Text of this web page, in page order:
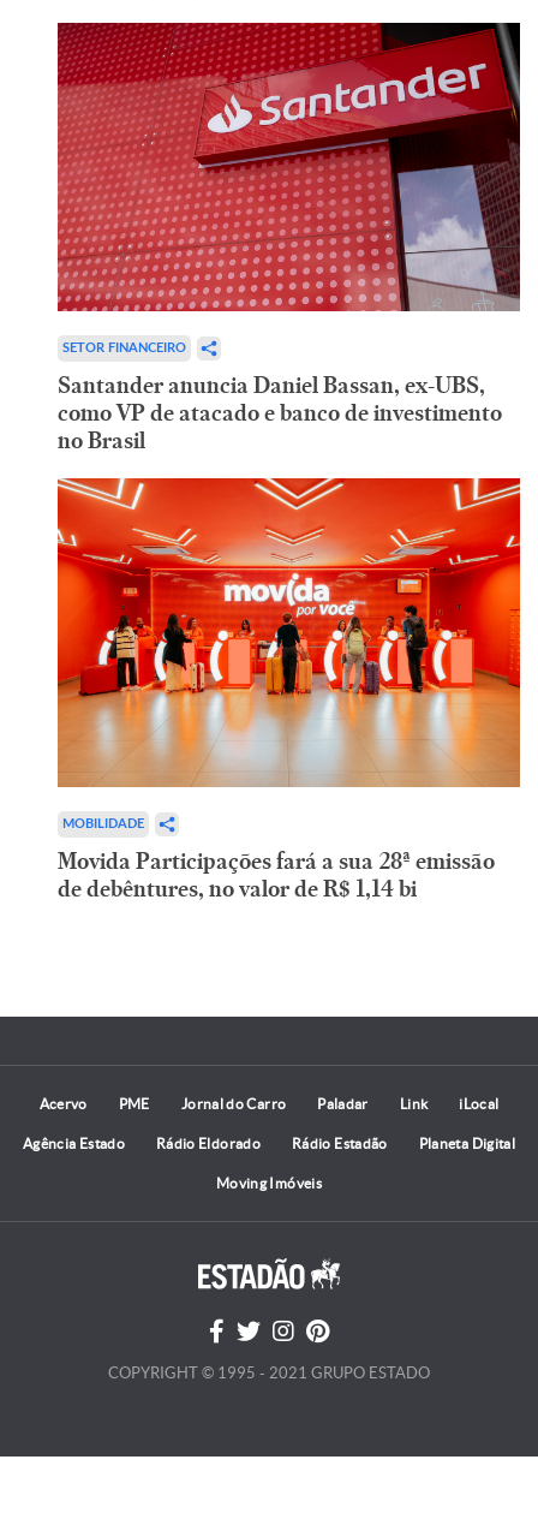
SETOR FINANCEIRO
Santander anuncia Daniel Bassan, ex-UBS,
como VP de atacado e banco de investimento
no Brasil
MOBILIDADE
Movida Participações fará a sua 28ª emissão
de debêntures, no valor de R$ 1,14 bi
Acervo PME Jornal do Carro Paladar Link iLocal
Agência Estado Rádio Eldorado Rádio Estadão Planeta Digital
Moving Imóveis
COPYRIGHT © 1995 - 2021 GRUPO ESTADO